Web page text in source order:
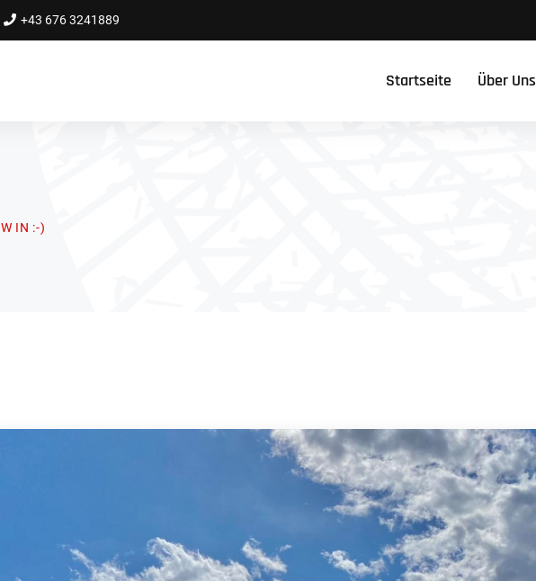
+43 676 3241889
Startseite Über Uns
IN :-)